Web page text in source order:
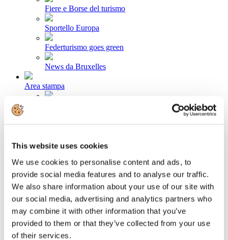
This website uses cookies
We use cookies to personalise content and ads, to
provide social media features and to analyse our traffic.
We also share information about your use of our site with
our social media, advertising and analytics partners who
may combine it with other information that you’ve
provided to them or that they’ve collected from your use
of their services.
Fiere e Borse del turismo
Sportello Europa
Federturismo goes green
News da Bruxelles
Area stampa
Video
Articoli e Interviste
Contatti
Tel. +39 320 57 80 986
Email segreteria@federturismo.it
Come aderire
Login